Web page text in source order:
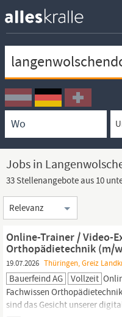
Ortssuche
Umkreissuche
Arbeitsform
Jobs in
33 Stellenangebote aus 10
Sortierung
Online-Trainer / Video-
Orthopädietechnik (m/
19.07.2026 Thüringen, Greiz
Bauerfeind AG Vollzeit
Fachwissen
sind das Gesicht unserer